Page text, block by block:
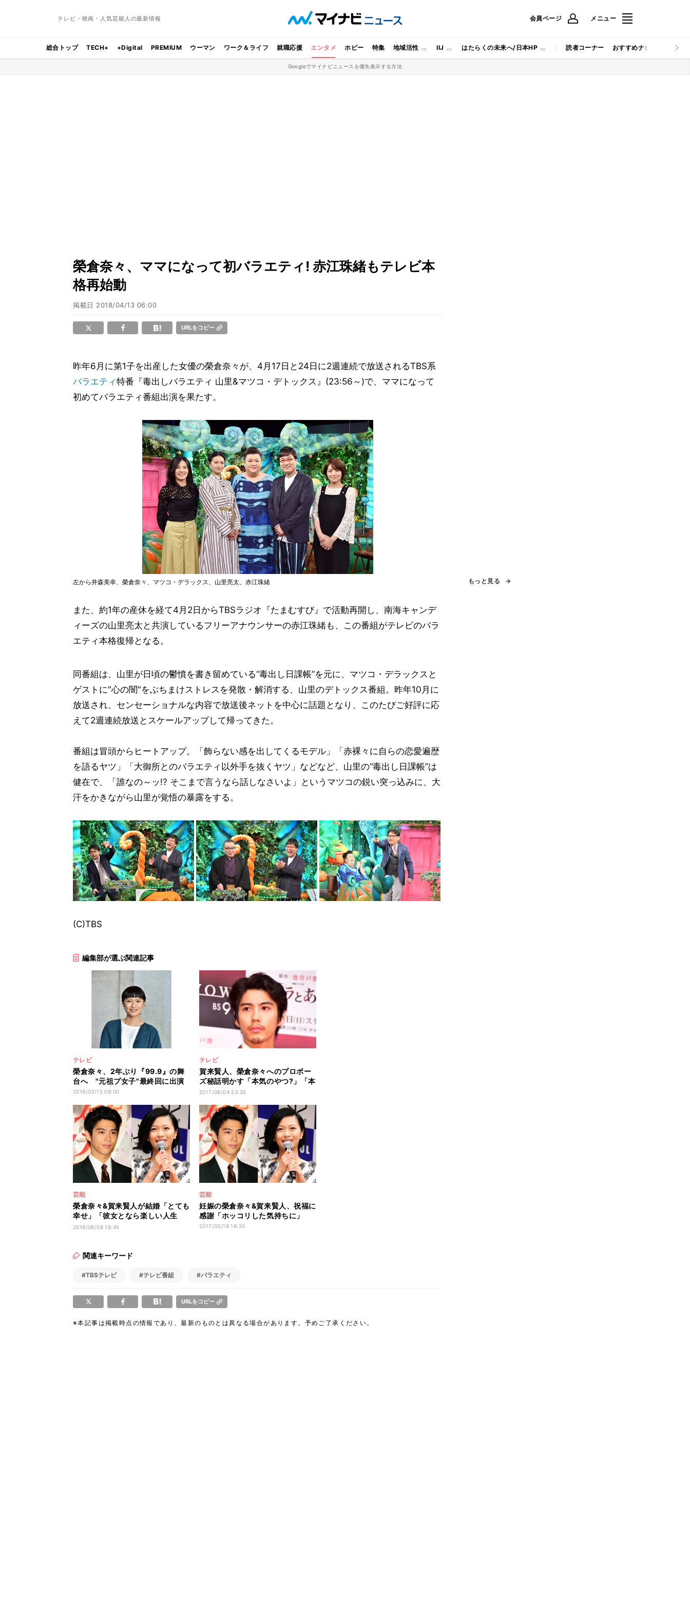
テレビ・映画・人気芸能人の最新情報 会員ページ メニュー
総合トップ TECH+ +Digital PREMIUM ウーマン ワーク＆ライフ 就職応援 エンタメ ホビー 特集 地域活性 IIJ はたらくの未来へ/日本HP 読者コーナー おすすめナビ マイナビ
Googleでマイナビニュースを優先表示する方法
榮倉奈々、ママになって初バラエティ! 赤江珠緒もテレビ本
格再始動
掲載日 2018/04/13 06:00
URLをコピー
昨年6月に第1子を出産した女優の榮倉奈々が、4月17日と24日に2週連続で放送されるTBS系
バラエティ特番『毒出しバラエティ 山里&マツコ・デトックス』(23:56～)で、ママになって
初めてバラエティ番組出演を果たす。
左から井森美幸、榮倉奈々、マツコ・デラックス、山里亮太、赤江珠緒
また、約1年の産休を経て4月2日からTBSラジオ『たまむすび』で活動再開し、南海キャンデ
ィーズの山里亮太と共演しているフリーアナウンサーの赤江珠緒も、この番組がテレビのバラ
エティ本格復帰となる。
同番組は、山里が日頃の鬱憤を書き留めている“毒出し日課帳”を元に、マツコ・デラックスと
ゲストに"心の闇"をぶちまけストレスを発散・解消する、山里のデトックス番組。昨年10月に
放送され、センセーショナルな内容で放送後ネットを中心に話題となり、このたびご好評に応
えて2週連続放送とスケールアップして帰ってきた。
番組は冒頭からヒートアップ。「飾らない感を出してくるモデル」「赤裸々に自らの恋愛遍歴
を語るヤツ」「大御所とのバラエティ以外手を抜くヤツ」などなど、山里の“毒出し日課帳”は
健在で、「誰なの～ッ!? そこまで言うなら話しなさいよ」というマツコの鋭い突っ込みに、大
汗をかきながら山里が覚悟の暴露をする。
(C)TBS
編集部が選ぶ関連記事
テレビ
榮倉奈々、2年ぶり『99.9』の舞
台へ "元祖プ女子"最終回に出演
2018/03/15 08:00
テレビ
賀来賢人、榮倉奈々へのプロポー
ズ秘話明かす「本気のやつ?」「本
気です」
2017/08/04 23:35
芸能
榮倉奈々&賀来賢人が結婚「とても
幸せ」「彼女となら楽しい人生
を」
2016/08/08 18:45
芸能
妊娠の榮倉奈々&賀来賢人、祝福に
感謝「ホッコリした気持ちに」
2017/03/18 18:20
関連キーワード
#TBSテレビ #テレビ番組 #バラエティ
URLをコピー
※本記事は掲載時点の情報であり、最新のものとは異なる場合があります。予めご了承ください。
もっと見る